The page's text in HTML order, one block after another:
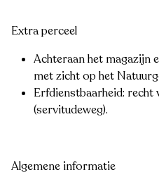
Extra perceel
Achteraan het magazijn
met zicht op het
Erfdienstbaarheid: recht
(servitudeweg).
Algemene informatie